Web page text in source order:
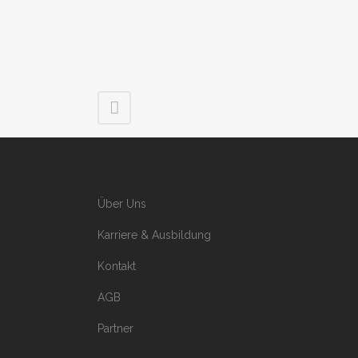
Über Uns
Karriere & Ausbildung
Kontakt
AGB
Partner